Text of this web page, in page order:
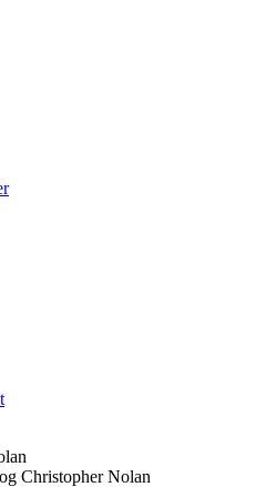
Christopher Nolan